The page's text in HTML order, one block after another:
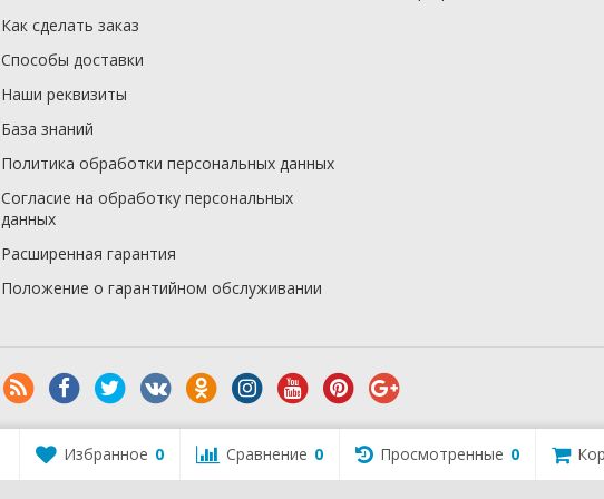
Как сделать заказ
Способы доставки
Наши реквизиты
База знаний
Политика обработки персональных данных
Согласие на обработку персональных
данных
Расширенная гарантия
Положение о гарантийном обслуживании
Избранное 0 Сравнение 0 Просмотренные 0